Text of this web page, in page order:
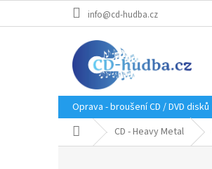
info@cd-hudba.cz
Oprava - broušení CD / DVD disků
Home CD - Heavy Metal